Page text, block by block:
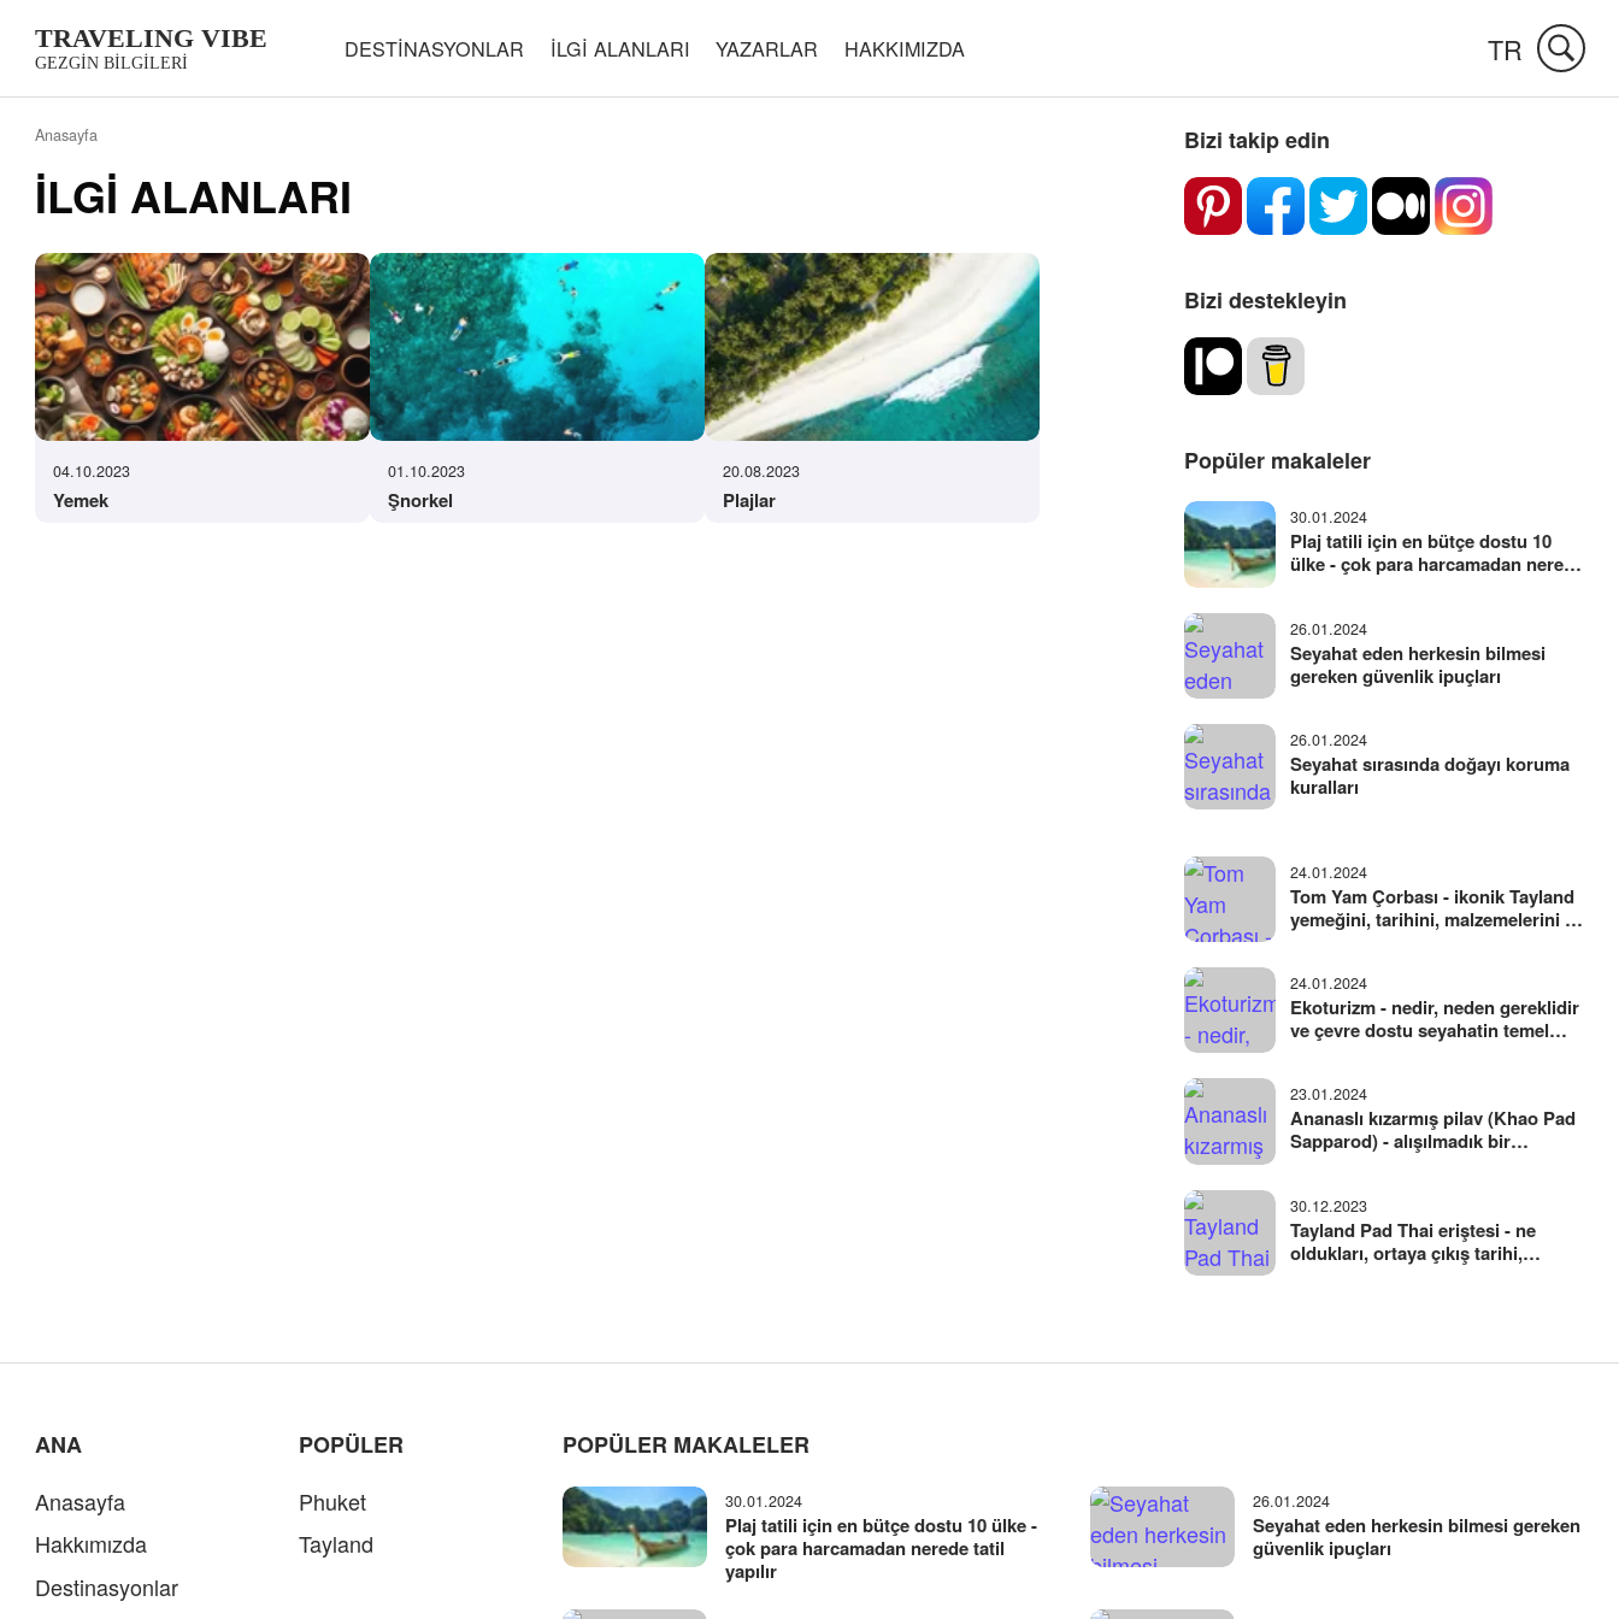
TRAVELING VIBE
GEZGIN BILGILERI
DESTINASYONLAR İLGI ALANLARI YAZARLAR HAKKIMIZDA TR
Anasayfa
İLGI ALANLARI
04.10.2023
Yemek
01.10.2023
Şnorkel
20.08.2023
Plajlar
Bizi takip edin
Bizi destekleyin
Popüler makaleler
30.01.2024
Plaj tatili için en bütçe dostu 10
ülke - çok para harcamadan nerede
26.01.2024
Seyahat eden herkesin bilmesi
gereken güvenlik ipuçları
26.01.2024
Seyahat sırasında doğayı koruma
kuralları
24.01.2024
Tom Yam Çorbası - ikonik Tayland
yemeğini, tarihini, malzemelerini ve
24.01.2024
Ekoturizm - nedir, neden gereklidir
ve çevre dostu seyahatin temel
23.01.2024
Ananaslı kızarmış pilav (Khao Pad
Sapparod) - alışılmadık bir
30.12.2023
Tayland Pad Thai eriştesi - ne
oldukları, ortaya çıkış tarihi,
ANA
Anasayfa
Hakkımızda
Destinasyonlar
POPÜLER
Phuket
Tayland
POPÜLER MAKALELER
30.01.2024
Plaj tatili için en bütçe dostu 10 ülke -
çok para harcamadan nerede tatil
yapılır
26.01.2024
Seyahat eden herkesin bilmesi gereken
güvenlik ipuçları